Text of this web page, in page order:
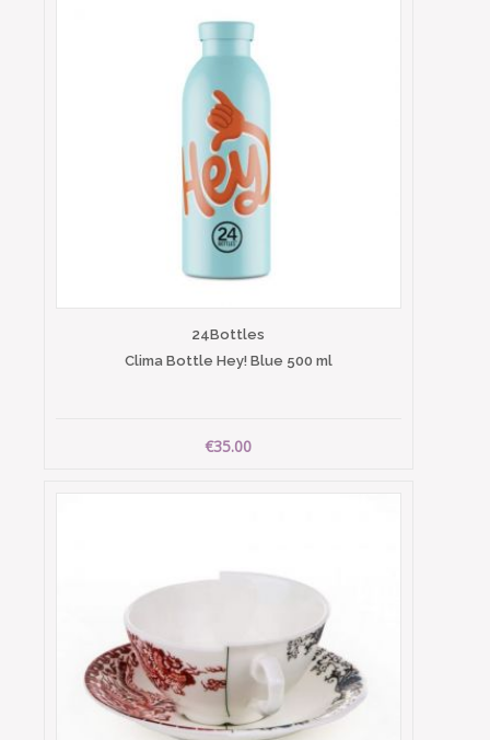
24Bottles
Clima Bottle Hey! Blue 500 ml
€35.00